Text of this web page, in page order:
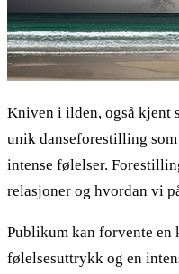
Kniven i ilden, også kjent
unik danseforestilling
intense følelser.
relasjoner og hvordan vi
Publikum kan forvente en
følelsesuttrykk og en